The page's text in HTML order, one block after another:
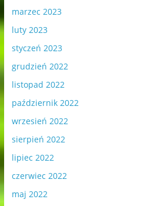
marzec 2023
luty 2023
styczeń 2023
grudzień 2022
listopad 2022
październik 2022
wrzesień 2022
sierpień 2022
lipiec 2022
czerwiec 2022
maj 2022